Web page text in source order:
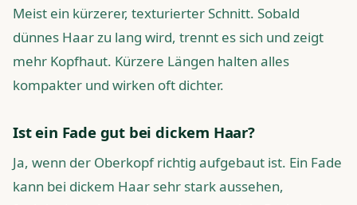
Meist ein kürzerer, texturierter Schnitt. Sobald
dünnes Haar zu lang wird, trennt es sich und zeigt
mehr Kopfhaut. Kürzere Längen halten alles
kompakter und wirken oft dichter.
Ist ein Fade gut bei dickem Haar?
Ja, wenn der Oberkopf richtig aufgebaut ist. Ein Fade
kann bei dickem Haar sehr stark aussehen,